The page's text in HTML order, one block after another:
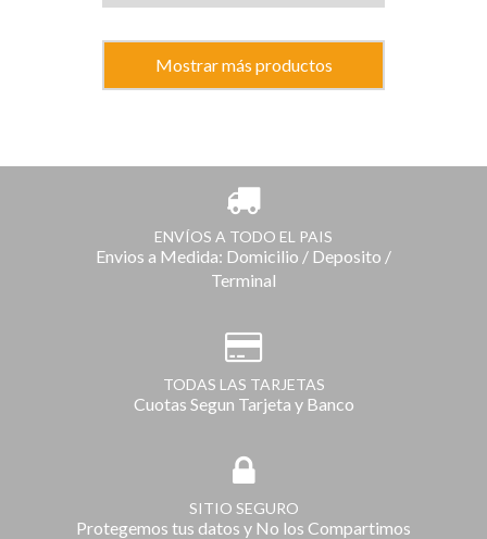
Mostrar más productos
ENVÍOS A TODO EL PAIS
Envios a Medida: Domicilio / Deposito /
Terminal
TODAS LAS TARJETAS
Cuotas Segun Tarjeta y Banco
SITIO SEGURO
Protegemos tus datos y No los Compartimos